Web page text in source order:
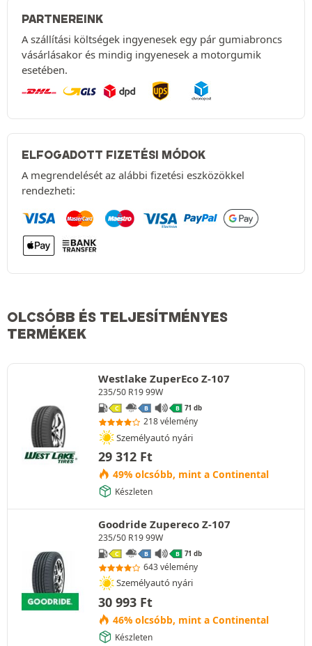
PARTNEREINK
A szállítási költségek ingyenesek egy pár gumiabroncs
vásárlásakor és mindig ingyenesek a motorgumik
esetében.
ELFOGADOTT FIZETÉSI MÓDOK
A megrendelését az alábbi fizetési eszközökkel
rendezheti:
OLCSÓBB ÉS TELJESÍTMÉNYES
TERMÉKEK
Westlake ZuperEco Z-107
235/50 R19 99W
C B B 71 db
218 vélemény
Személyautó nyári
29 312 Ft
49% olcsóbb, mint a Continental
Készleten
Goodride Zupereco Z-107
235/50 R19 99W
C B B 71 db
643 vélemény
Személyautó nyári
30 993 Ft
46% olcsóbb, mint a Continental
Készleten